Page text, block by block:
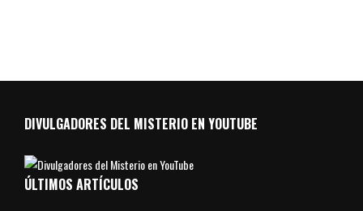
DIVULGADORES DEL MISTERIO EN YOUTUBE
ÚLTIMOS ARTÍCULOS